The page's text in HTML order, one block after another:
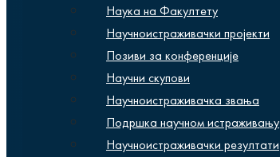
Наука на Факултету
Научноистраживачки пројекти
Позиви за конференције
Научни скупови
Научноистраживачка звања
Подршка научном истраживању
Научноистраживачки резултати